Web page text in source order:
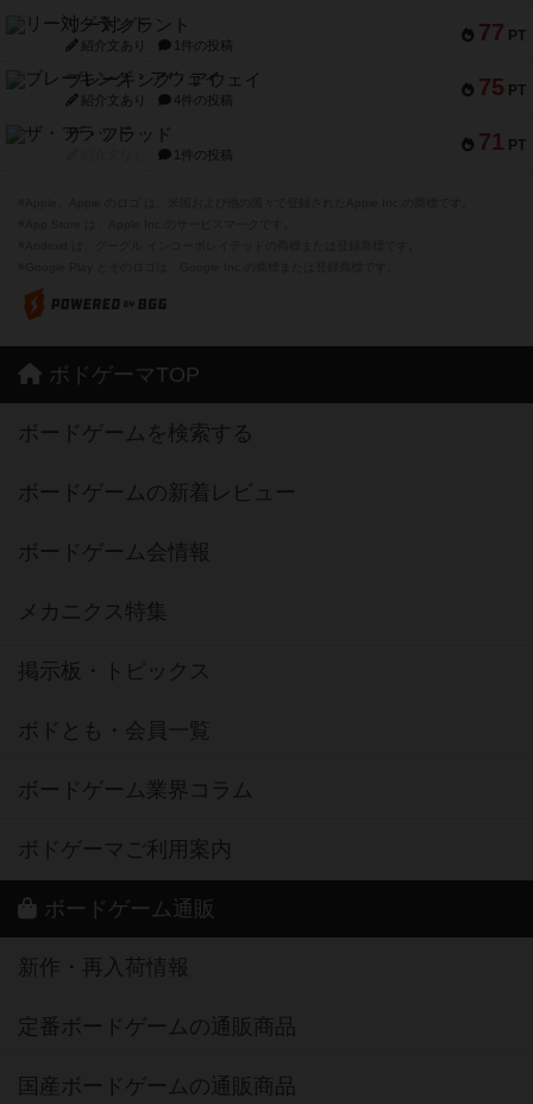
77 PT
リー対グラント
紹介文あり 1件の投稿
75 PT
ブレーキング・アウェイ
紹介文あり 4件の投稿
71 PT
ザ・フラッド
1件の投稿
ボドゲーマTOP
ボードゲームを検索する
ボードゲームの新着レビュー
ボードゲーム会情報
メカニクス特集
掲示板・トピックス
ボドとも・会員一覧
ボードゲーム業界コラム
ボドゲーマご利用案内
ボードゲーム通販
新作・再入荷情報
定番ボードゲームの通販商品
国産ボードゲームの通販商品